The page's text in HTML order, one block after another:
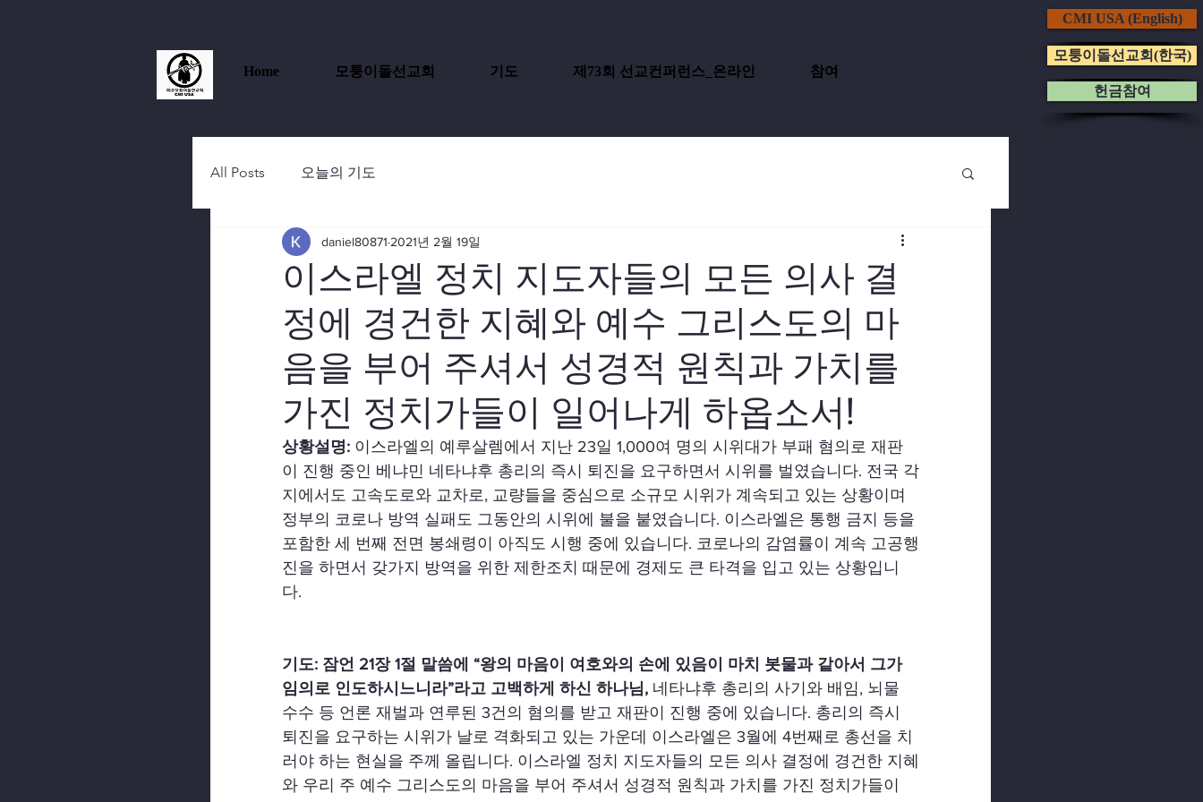
CMI USA (English)
Home 모퉁이돌선교회 기도 제73회 선교컨퍼런스_온라인 참여
모퉁이돌선교회(한국)
헌금참여
All Posts 오늘의 기도
이스라엘 정치 지도자들의 모든 의사 결
정에 경건한 지혜와 예수 그리스도의 마
음을 부어 주셔서 성경적 원칙과 가치를
가진 정치가들이 일어나게 하옵소서!
daniel80871 2021년 2월 19일
상황설명: 이스라엘의 예루살렘에서 지난 23일 1,000여 명의 시위대가 부패 혐의로 재판
이 진행 중인 베냐민 네타냐후 총리의 즉시 퇴진을 요구하면서 시위를 벌였습니다. 전국 각
지에서도 고속도로와 교차로, 교량들을 중심으로 소규모 시위가 계속되고 있는 상황이며
정부의 코로나 방역 실패도 그동안의 시위에 불을 붙였습니다. 이스라엘은 통행 금지 등을
포함한 세 번째 전면 봉쇄령이 아직도 시행 중에 있습니다. 코로나의 감염률이 계속 고공행
진을 하면서 갖가지 방역을 위한 제한조치 때문에 경제도 큰 타격을 입고 있는 상황입니
다.
기도: 잠언 21장 1절 말씀에 “왕의 마음이 여호와의 손에 있음이 마치 봇물과 같아서 그가
임의로 인도하시느니라”라고 고백하게 하신 하나님, 네타냐후 총리의 사기와 배임, 뇌물
수수 등 언론 재벌과 연루된 3건의 혐의를 받고 재판이 진행 중에 있습니다. 총리의 즉시
퇴진을 요구하는 시위가 날로 격화되고 있는 가운데 이스라엘은 3월에 4번째로 총선을 치
러야 하는 현실을 주께 올립니다. 이스라엘 정치 지도자들의 모든 의사 결정에 경건한 지혜
와 우리 주 예수 그리스도의 마음을 부어 주셔서 성경적 원칙과 가치를 가진 정치가들이